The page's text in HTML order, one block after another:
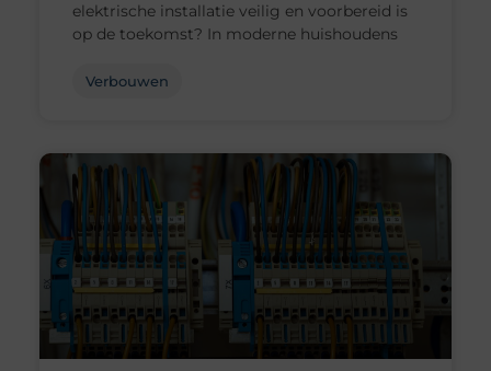
elektrische installatie veilig en voorbereid is
op de toekomst? In moderne huishoudens
Verbouwen